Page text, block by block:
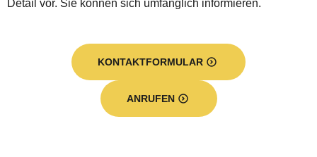
Detail vor. Sie können sich umfänglich informieren.
KONTAKTFORMULAR
ANRUFEN